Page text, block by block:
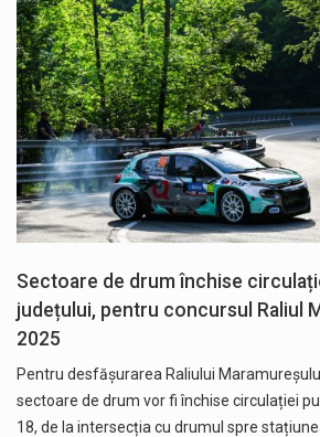
Sectoare de drum închise
județului, pentru concursul Raliul
2025
Pentru desfășurarea Raliului
sectoare de drum vor fi închise circulației
18, de la intersecția cu drumul spre